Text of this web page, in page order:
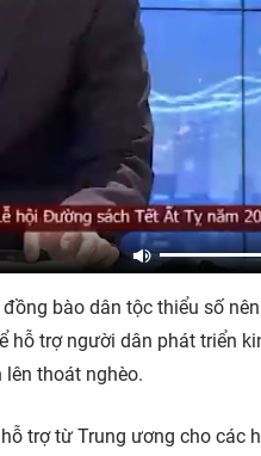
bào dân tộc thiểu số
hỗ trợ người dân phát triển
thoát nghèo.
trợ từ Trung ương cho các